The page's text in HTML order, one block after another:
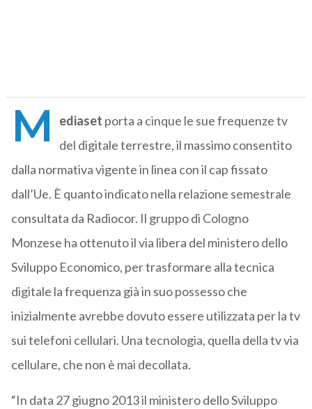
M ediaset porta a cinque le sue frequenze tv
del digitale terrestre, il massimo consentito
dalla normativa vigente in linea con il cap fissato
dall’Ue. È quanto indicato nella relazione semestrale
consultata da Radiocor. Il gruppo di Cologno
Monzese ha ottenuto il via libera del ministero dello
Sviluppo Economico, per trasformare alla tecnica
digitale la frequenza già in suo possesso che
inizialmente avrebbe dovuto essere utilizzata per la tv
sui telefoni cellulari. Una tecnologia, quella della tv via
cellulare, che non è mai decollata.
“In data 27 giugno 2013 il ministero dello Sviluppo